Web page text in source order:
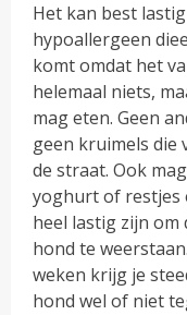
Het kan best
hypoallergeen
komt omdat het
helemaal niets,
mag eten. Geen
geen kruimels die
de straat. Ook
yoghurt of restjes
heel lastig zijn om
hond te
weken krijg je
hond wel of niet